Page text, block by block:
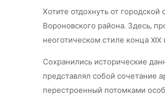
Хотите отдохнуть от
Вороновского района. Здесь,
неоготическом стиле конца
Сохранились исторические
представлял собой сочетание
перестроенный потомками